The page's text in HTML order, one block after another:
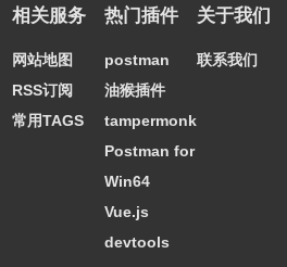
相关服务
网站地图
RSS订阅
常用TAGS
热门插件
postman
油猴插件
tampermonkey
Postman for
Win64
Vue.js
devtools
关于我们
联系我们